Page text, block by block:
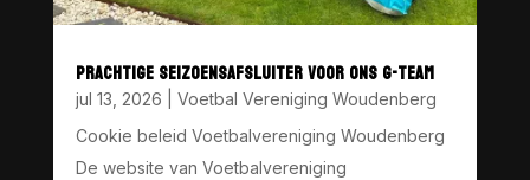
PRACHTIGE SEIZOENSAFSLUITER VOOR ONS G-TEAM
jul 13, 2026
Voetbal Vereniging Woudenberg
Cookie beleid Voetbalvereniging Woudenberg
De website van Voetbalvereniging